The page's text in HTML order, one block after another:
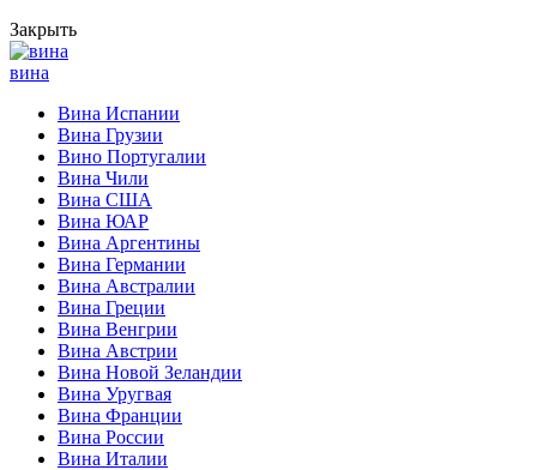
Закрыть
вина
Вина Испании
Вина Грузии
Вино Португалии
Вина Чили
Вина США
Вина ЮАР
Вина Аргентины
Вина Германии
Вина Австралии
Вина Греции
Вина Венгрии
Вина Австрии
Вина Новой Зеландии
Вина Уругвая
Вина Франции
Вина России
Вина Италии